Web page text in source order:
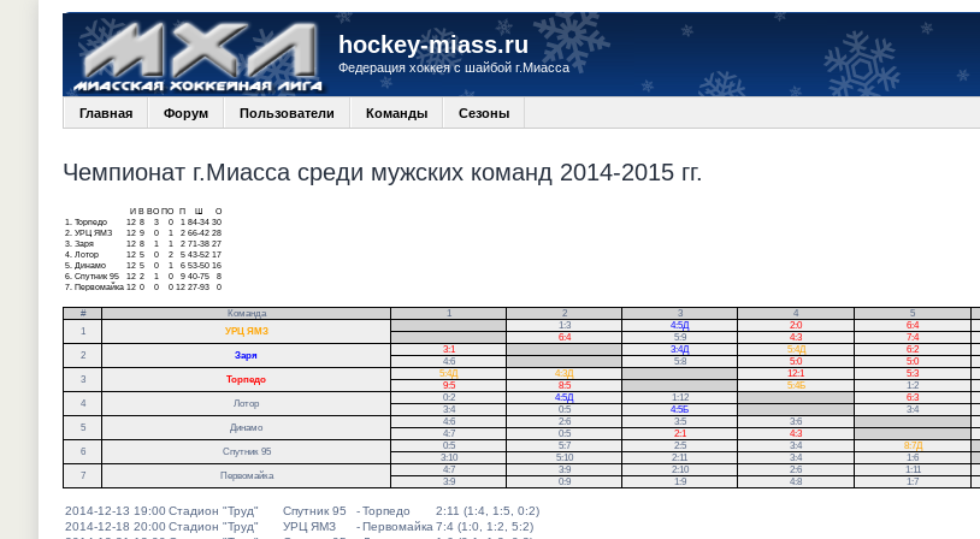
hockey-miass.ru
Федерация хоккея с шайбой г.Миасса
Главная Форум Пользователи Команды Сезоны
Чемпионат г.Миасса среди мужских команд 2014-2015 гг.
И В ВО ПО П
О
1.
Торпедо 12 8 3 0 1 84-34 30
2. УРЦ ЯМЗ 12 9 0 1 2 66-42 28
3. Заря 12 8 1 1 2 71-38 27
4. Лотор 12 5 0 2 5 43-52 17
5.
Динамо 12 5 0 1 6 53-50 16
6. Спутник 95 12 2 1 0 9 40-75
8
7.
Первомайка 12 0 0 0 12 27-93 0
# Команда 1 2 3 4 5
1
УРЦ ЯМЗ
1:3 4:5Д 2:0 6:4
6:4 5:9 4:3 7:4
2
Заря
3:1 3:4Д 5:4Д 6:2
4:6 5:8 5:0 5:0
3
Торпедо
5:4Д 4:3Д 12:1 5:3
9:5 8:5 5:4Б 1:2
4
Лотор
0:2 4:5Д 1:12 6:3
3:4 0:5 4:5Б 3:4
5
Динамо
4:6 2:6 3:5 3:6
4:7 0:5 2:1 4:3
6
Спутник 95
0:5 5:7 2:5 3:4 8:7Д
3:10 5:10 2:11 3:4 1:6
7
Первомайка
4:7 3:9 2:10 2:6 1:11
3:9 0:9 1:9 4:8 1:7
2014-12-13 19:00Стадион "Труд" Спутник 95 -Торпедо
2:11 (1:4, 1:5, 0:2)
2014-12-18 20:00Стадион "Труд" УРЦ ЯМЗ -Первомайка 7:4 (1:0, 1:2, 5:2)